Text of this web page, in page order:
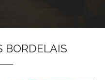
BORDELAIS